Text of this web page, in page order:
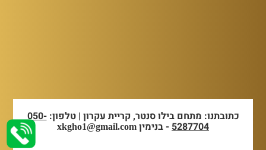
כתובתנו: מתחם בילו סנטר, קריית עקרון | טלפון:050-
5287704- בנימין xkgho1@gmail.com